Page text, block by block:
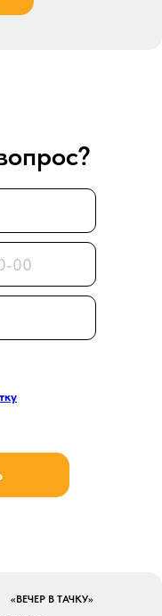
«ВЕЧЕР В ТАЧКУ»